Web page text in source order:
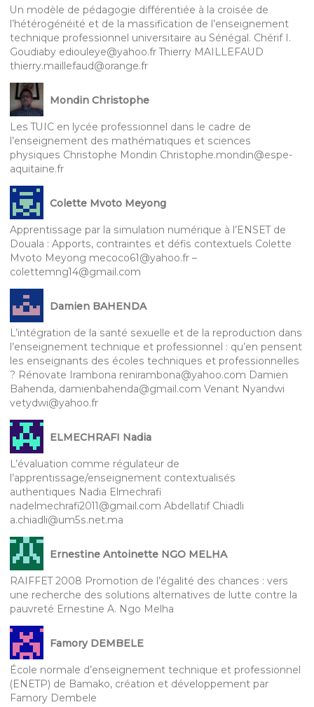
Un modèle de pédagogie différentiée à la croisée de
l’hétérogénéité et de la massification de l’enseignement
technique professionnel universitaire au Sénégal. Chérif I.
Goudiaby ediouleye@yahoo.fr Thierry MAILLEFAUD
thierry.maillefaud@orange.fr
Mondin Christophe
Les TUIC en lycée professionnel dans le cadre de
l’enseignement des mathématiques et sciences
physiques Christophe Mondin Christophe.mondin@espe-
aquitaine.fr
Colette Mvoto Meyong
Apprentissage par la simulation numérique à l’ENSET de
Douala : Apports, contraintes et défis contextuels Colette
Mvoto Meyong mecoco61@yahoo.fr –
colettemng14@gmail.com
Damien BAHENDA
L’intégration de la santé sexuelle et de la reproduction dans
l’enseignement technique et professionnel : qu’en pensent
les enseignants des écoles techniques et professionnelles
? Rénovate Irambona renirambona@yahoo.com Damien
Bahenda, damienbahenda@gmail.com Venant Nyandwi
vetydwi@yahoo.fr
ELMECHRAFI Nadia
L’évaluation comme régulateur de
l’apprentissage/enseignement contextualisés
authentiques Nadia Elmechrafi
nadelmechrafi2011@gmail.com Abdellatif Chiadli
a.chiadli@um5s.net.ma
Ernestine Antoinette NGO MELHA
RAIFFET 2008 Promotion de l’égalité des chances : vers
une recherche des solutions alternatives de lutte contre la
pauvreté Ernestine A. Ngo Melha
Famory DEMBELE
École normale d’enseignement technique et professionnel
(ENETP) de Bamako, création et développement par
Famory Dembele